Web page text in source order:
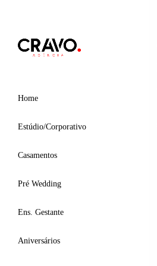
Home
Estúdio/Corporativo
Casamentos
Pré Wedding
Ens. Gestante
Aniversários